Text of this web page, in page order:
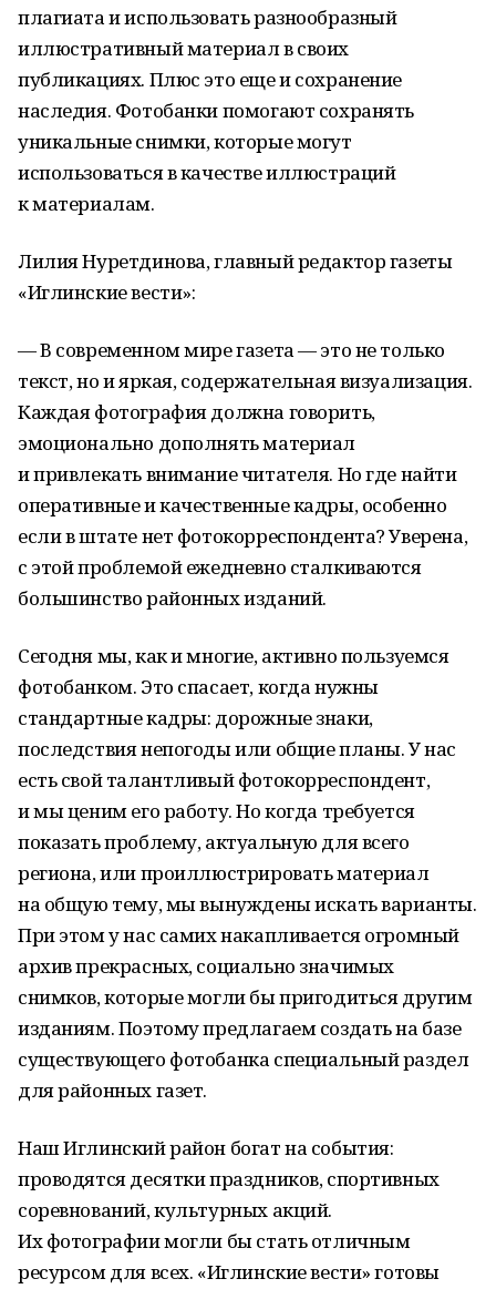
плагиата и использовать разнообразный
иллюстративный материал в своих
публикациях. Плюс это еще и сохранение
наследия. Фотобанки помогают сохранять
уникальные снимки, которые могут
использоваться в качестве иллюстраций
к материалам.
Лилия Нуретдинова, главный редактор газеты
«Иглинские вести»:
— В современном мире газета — это не только
текст, но и яркая, содержательная визуализация.
Каждая фотография должна говорить,
эмоционально дополнять материал
и привлекать внимание читателя. Но где найти
оперативные и качественные кадры, особенно
если в штате нет фотокорреспондента? Уверена,
с этой проблемой ежедневно сталкиваются
большинство районных изданий.
Сегодня мы, как и многие, активно пользуемся
фотобанком. Это спасает, когда нужны
стандартные кадры: дорожные знаки,
последствия непогоды или общие планы. У нас
есть свой талантливый фотокорреспондент,
и мы ценим его работу. Но когда требуется
показать проблему, актуальную для всего
региона, или проиллюстрировать материал
на общую тему, мы вынуждены искать варианты.
При этом у нас самих накапливается огромный
архив прекрасных, социально значимых
снимков, которые могли бы пригодиться другим
изданиям. Поэтому предлагаем создать на базе
существующего фотобанка специальный раздел
для районных газет.
Наш Иглинский район богат на события:
проводятся десятки праздников, спортивных
соревнований, культурных акций.
Их фотографии могли бы стать отличным
ресурсом для всех. «Иглинские вести» готовы